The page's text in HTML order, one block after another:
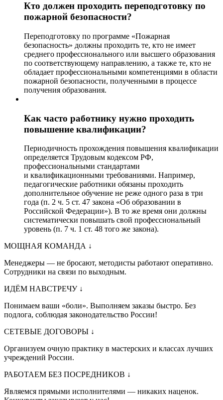
Кто должен проходить переподготовку по
пожарной безопасности?
Переподготовку по программе «Пожарная
безопасность» должны проходить те, кто не имеет
среднего профессионального или высшего образования
по соответствующему направлению, а также те, кто не
обладает профессиональными компетенциями в области
пожарной безопасности, полученными в процессе
получения образования.
Как часто работнику нужно проходить
повышение квалификации?
Периодичность прохождения повышения квалификации
определяется Трудовым кодексом РФ,
профессиональными стандартами
и квалификационными требованиями. Например,
педагогические работники обязаны проходить
дополнительное обучение не реже одного раза в три
года (п. 2 ч. 5 ст. 47 закона «Об образовании в
Российской Федерации»). В то же время они должны
систематически повышать свой профессиональный
уровень (п. 7 ч. 1 ст. 48 того же закона).
МОЩНАЯ КОМАНДА ↓
Менеджеры — не бросают, методисты работают оперативно.
Сотрудники на связи по выходным.
ИДЁМ НАВСТРЕЧУ ↓
Понимаем ваши «боли». Выполняем заказы быстро. Без
подлога, соблюдая законодательство России!
СЕТЕВЫЕ ДОГОВОРЫ ↓
Организуем очную практику в мастерских и классах лучших
учреждений России.
РАБОТАЕМ БЕЗ ПОСРЕДНИКОВ ↓
Являемся прямыми исполнителями — никаких наценок.